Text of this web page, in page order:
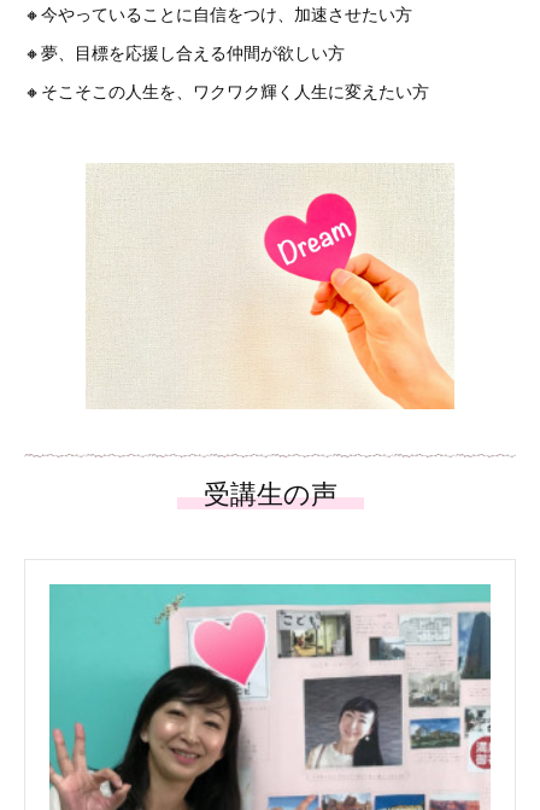
🔸今やっていることに自信をつけ、加速させたい方
🔸夢、目標を応援し合える仲間が欲しい方
🔸そこそこの人生を、ワクワク輝く人生に変えたい方